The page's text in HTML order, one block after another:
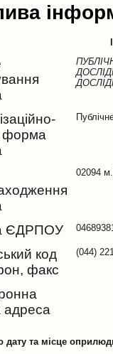
форма
02094
ЄДРПОУ
код
факс
(044)
адреса
дату та місце